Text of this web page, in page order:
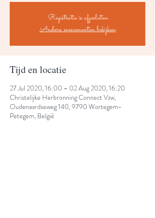
Registratie is afgesloten
Andere evenementen bekijken
Tijd en locatie
27 Jul 2020, 16:00 – 02 Aug 2020, 16:20
Christelijke Herbronning Connect Vzw,
Oudenaardseweg 140, 9790 Wortegem-
Petegem, België